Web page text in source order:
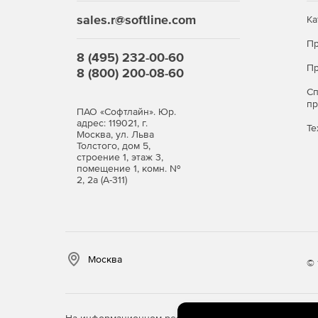
sales.r@softline.com
8 (495) 232-00-60
8 (800) 200-08-60
ПАО «Софтлайн». Юр.
адрес: 119021, г.
Москва, ул. Льва
Толстого, дом 5,
строение 1, этаж 3,
помещение 1, комн. №
2, 2а (А-311)
Москва ©